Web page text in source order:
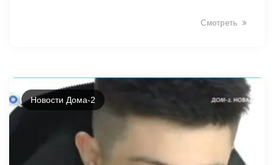
Смотреть
Новости Дома-2